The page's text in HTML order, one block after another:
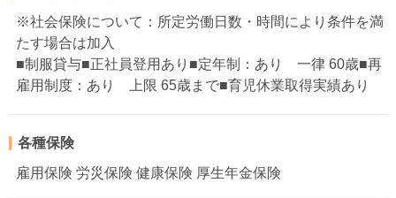
※社会保険について：所定労働日数・時間により条件を満
たす場合は加入
■制服貸与■正社員登用あり■定年制：あり 一律 60歳■再
雇用制度：あり 上限 65歳まで■育児休業取得実績あり
各種保険
雇用保険 労災保険 健康保険 厚生年金保険